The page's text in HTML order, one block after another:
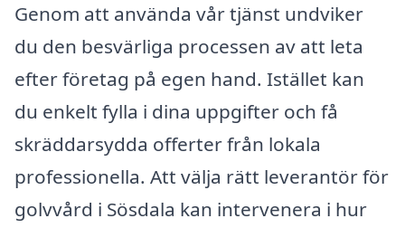
Genom att använda vår tjänst undviker
du den besvärliga processen av att leta
efter företag på egen hand. Istället kan
du enkelt fylla i dina uppgifter och få
skräddarsydda offerter från lokala
professionella. Att välja rätt leverantör för
golvvård i Sösdala kan intervenera i hur